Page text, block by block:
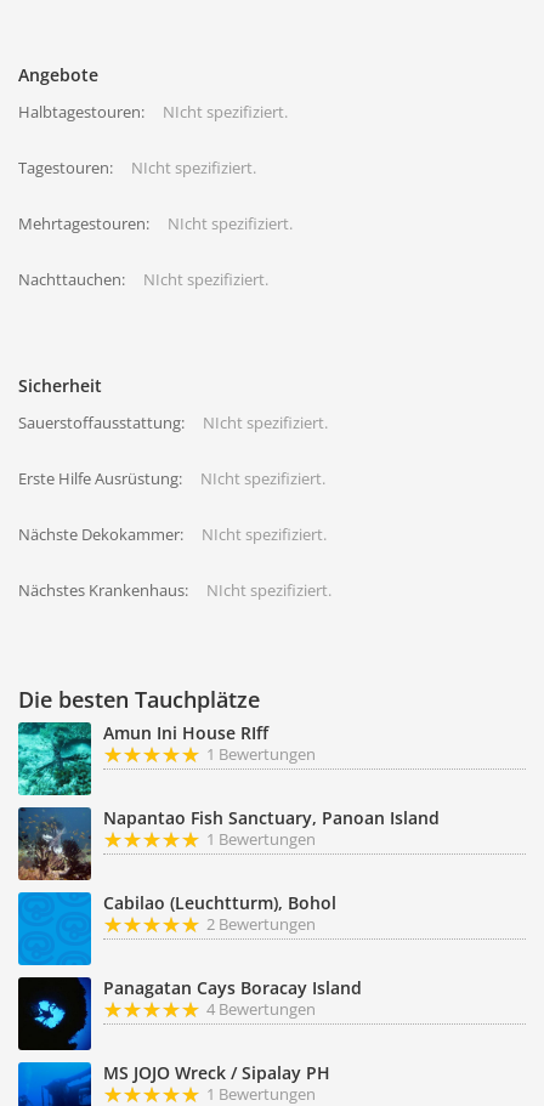
Angebote
Halbtagestouren: NIcht spezifiziert.
Tagestouren: NIcht spezifiziert.
Mehrtagestouren: NIcht spezifiziert.
Nachttauchen: NIcht spezifiziert.
Sicherheit
Sauerstoffausstattung: NIcht spezifiziert.
Erste Hilfe Ausrüstung: NIcht spezifiziert.
Nächste Dekokammer: NIcht spezifiziert.
Nächstes Krankenhaus: NIcht spezifiziert.
Die besten Tauchplätze
Amun Ini House RIff
1 Bewertungen
Napantao Fish Sanctuary, Panoan Island
1 Bewertungen
Cabilao (Leuchtturm), Bohol
2 Bewertungen
Panagatan Cays Boracay Island
4 Bewertungen
MS JOJO Wreck / Sipalay PH
1 Bewertungen